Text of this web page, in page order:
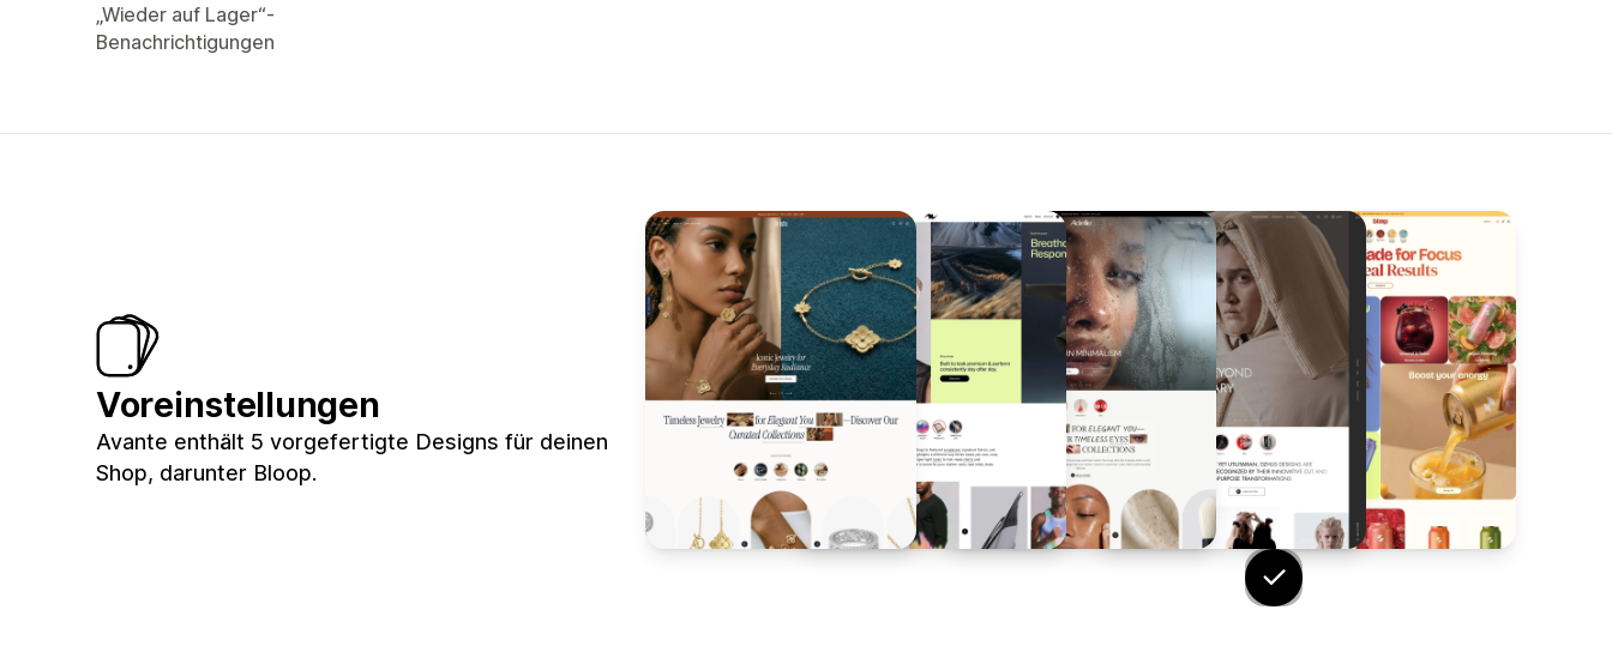
„Wieder auf Lager“-
Benachrichtigungen
Voreinstellungen
Avante enthält 5 vorgefertigte Designs für deinen
Shop, darunter Bloop.